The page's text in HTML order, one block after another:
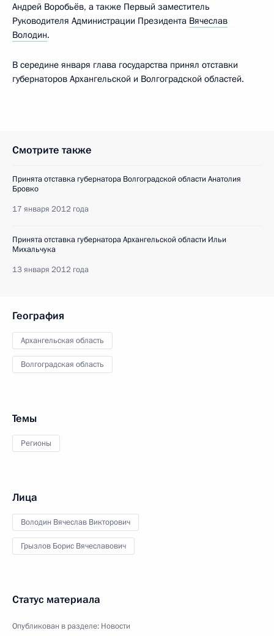
Андрей Воробьёв, а также Первый заместитель
Руководителя Администрации Президента Вячеслав
Володин.
В середине января глава государства принял отставки
губернаторов Архангельской и Волгоградской областей.
Смотрите также
Принята отставка губернатора Волгоградской области Анатолия
Бровко
17 января 2012 года
Принята отставка губернатора Архангельской области Ильи
Михальчука
13 января 2012 года
География
Архангельская область
Волгоградская область
Темы
Регионы
Лица
Володин Вячеслав Викторович
Грызлов Борис Вячеславович
Статус материала
Опубликован в разделе: Новости